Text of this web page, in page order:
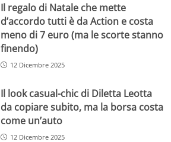
Il regalo di Natale che mette
d’accordo tutti è da Action e costa
meno di 7 euro (ma le scorte stanno
finendo)
12 Dicembre 2025
Il look casual-chic di Diletta Leotta
da copiare subito, ma la borsa costa
come un’auto
12 Dicembre 2025